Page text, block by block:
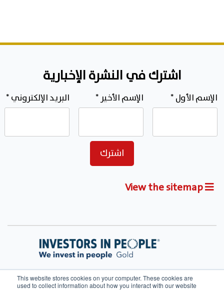
This website stores cookies on your computer. These cookies are
used to collect information about how you interact with our website
اشترك في النشرة الإخبارية
البريد الإلكتروني* الإسم الأخير* الإسم الأول*